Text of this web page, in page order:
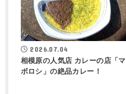
2026.07.04
相模原の人気店 カレーの店「マ
ボロシ」の絶品カレー！